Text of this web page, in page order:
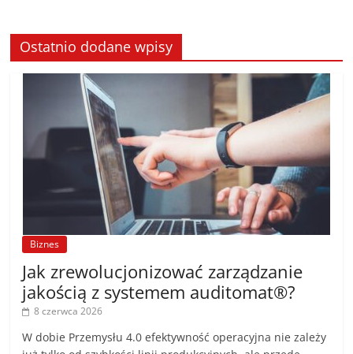
Ostatnio dodane wpisy
Biznes
Jak zrewolucjonizować zarządzanie
jakością z systemem auditomat®?
8 czerwca 2026
W dobie Przemysłu 4.0 efektywność operacyjna nie zależy